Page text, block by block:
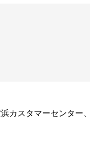
カスタマーセンター